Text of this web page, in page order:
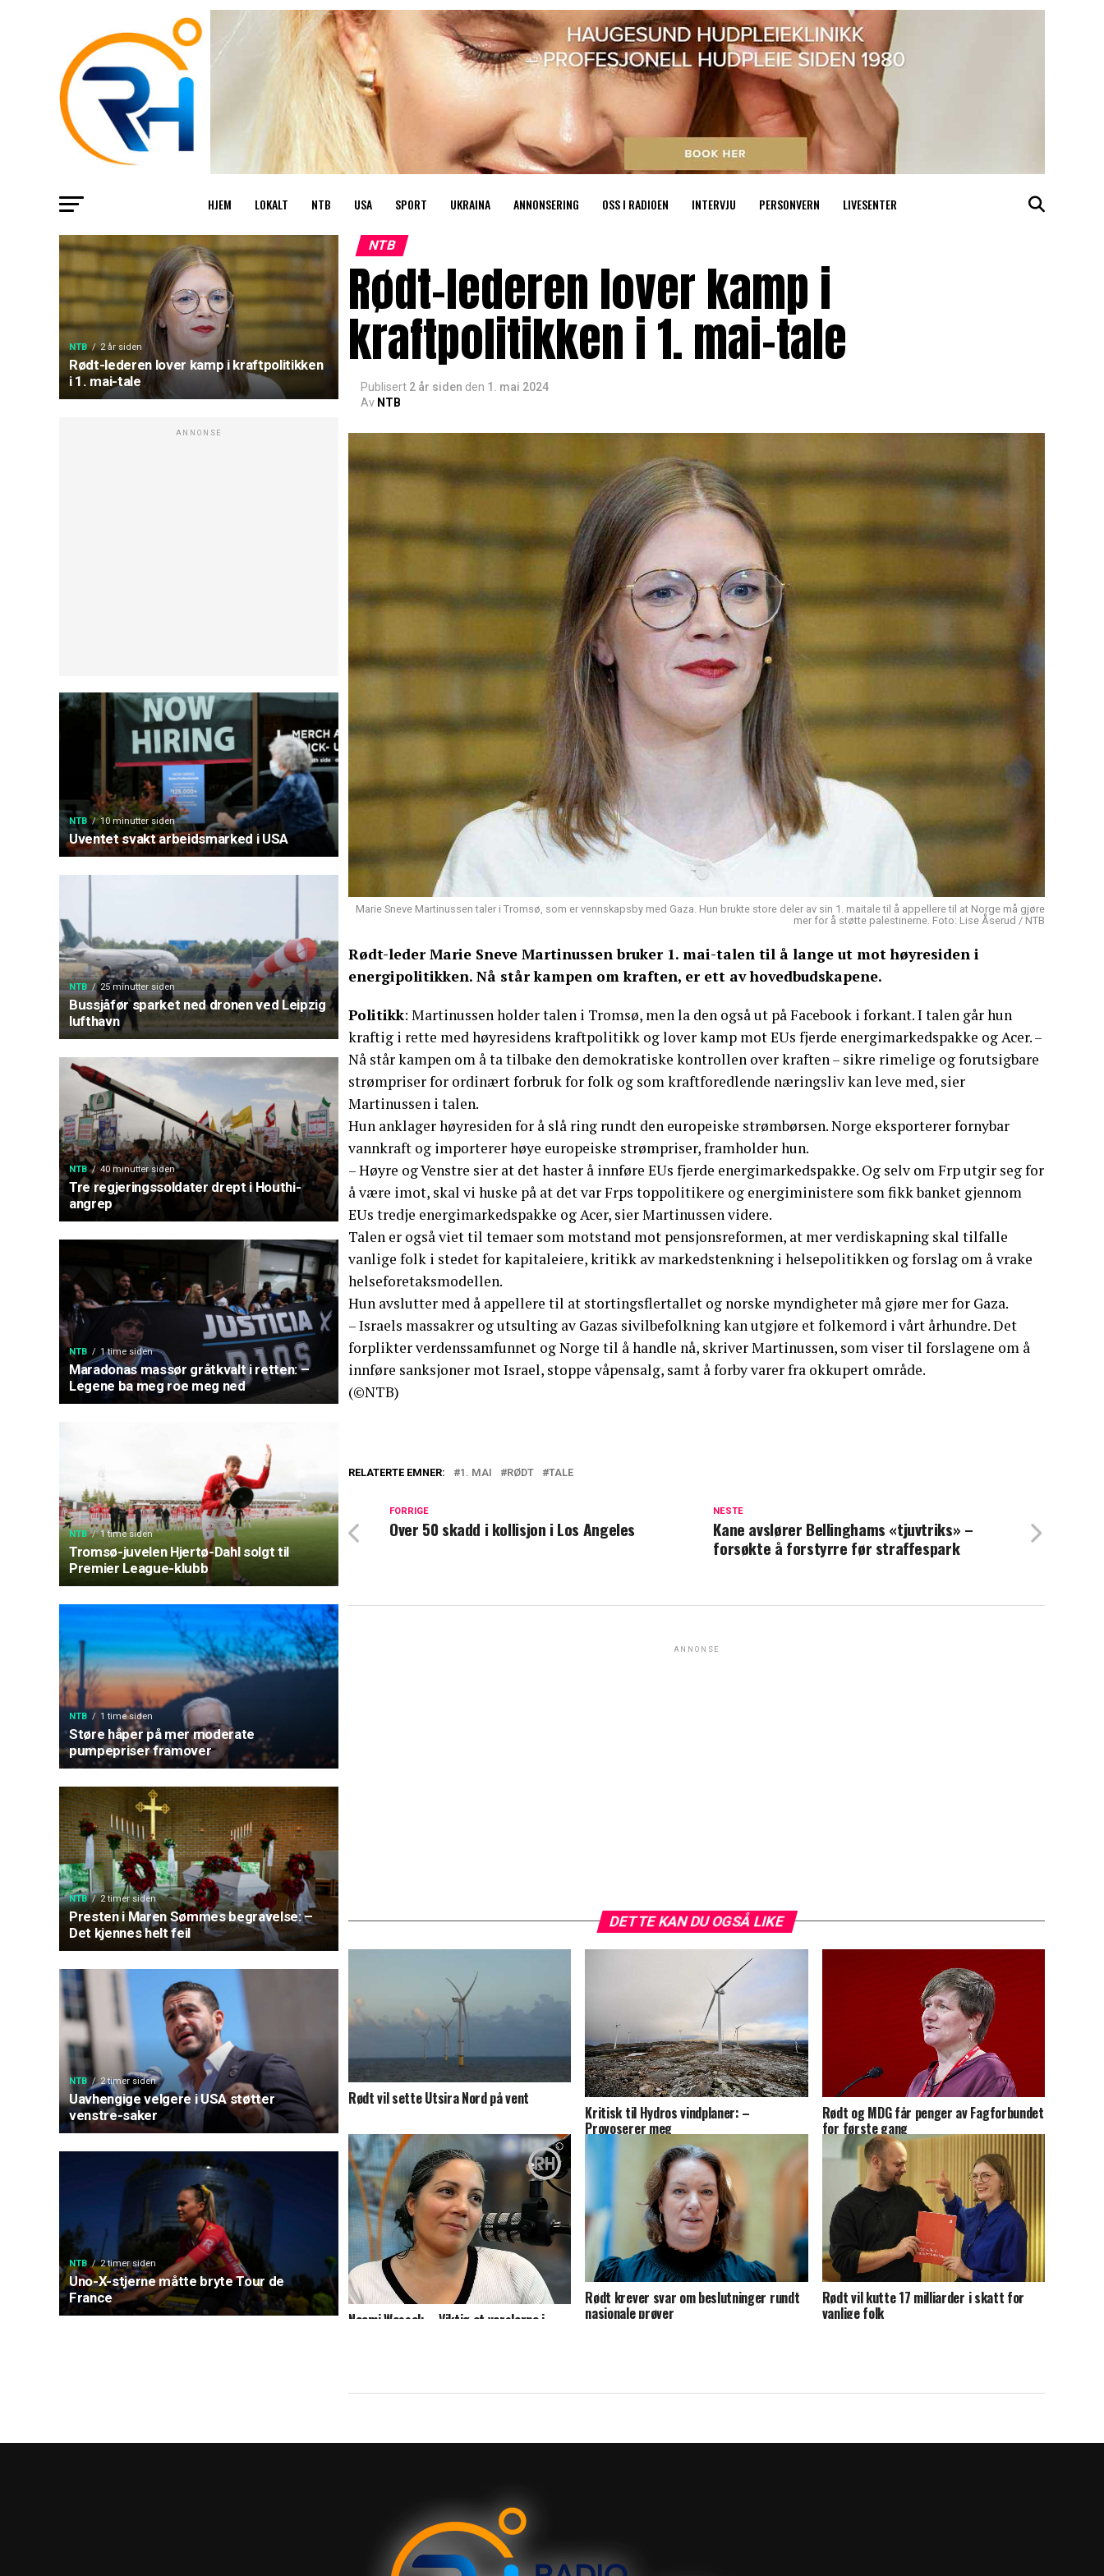
HJEM LOKALT NTB USA SPORT UKRAINA ANNONSERING OSS I RADIOEN INTERVJU PERSONVERN LIVESENTER
NTB 2 år siden
Rødt-lederen lover kamp i kraftpolitikken
i 1. mai-tale
ANNONSE
NTB 10 minutter siden
Uventet svakt arbeidsmarked i USA
NTB 25 minutter siden
Bussjåfør sparket ned dronen ved Leipzig
lufthavn
NTB 40 minutter siden
Tre regjeringssoldater drept i Houthi-
angrep
NTB 1 time siden
Maradonas massør gråtkvalt i retten: –
Legene ba meg roe meg ned
NTB 1 time siden
Tromsø-juvelen Hjertø-Dahl solgt til
Premier League-klubb
NTB 1 time siden
Støre håper på mer moderate
pumpepriser framover
NTB 2 timer siden
Presten i Maren Sømmes begravelse: –
Det kjennes helt feil
NTB 2 timer siden
Uavhengige velgere i USA støtter
venstre-saker
NTB 2 timer siden
Uno-X-stjerne måtte bryte Tour de
France
NTB
Rødt-lederen lover kamp i
kraftpolitikken i 1. mai-tale
Publisert 2 år siden den 1. mai 2024
Av NTB
Marie Sneve Martinussen taler i Tromsø, som er vennskapsby med Gaza. Hun brukte store deler av sin 1. maitale til å appellere til at Norge må gjøre
mer for å støtte palestinerne. Foto: Lise Åserud / NTB
Rødt-leder Marie Sneve Martinussen bruker 1. mai-talen til å lange ut mot høyresiden i
energipolitikken. Nå står kampen om kraften, er ett av hovedbudskapene.
Politikk: Martinussen holder talen i Tromsø, men la den også ut på Facebook i forkant. I talen går hun
kraftig i rette med høyresidens kraftpolitikk og lover kamp mot EUs fjerde energimarkedspakke og Acer. –
Nå står kampen om å ta tilbake den demokratiske kontrollen over kraften – sikre rimelige og forutsigbare
strømpriser for ordinært forbruk for folk og som kraftforedlende næringsliv kan leve med, sier
Martinussen i talen.
Hun anklager høyresiden for å slå ring rundt den europeiske strømbørsen. Norge eksporterer fornybar
vannkraft og importerer høye europeiske strømpriser, framholder hun.
– Høyre og Venstre sier at det haster å innføre EUs fjerde energimarkedspakke. Og selv om Frp utgir seg for
å være imot, skal vi huske på at det var Frps toppolitikere og energiministere som fikk banket gjennom
EUs tredje energimarkedspakke og Acer, sier Martinussen videre.
Talen er også viet til temaer som motstand mot pensjonsreformen, at mer verdiskapning skal tilfalle
vanlige folk i stedet for kapitaleiere, kritikk av markedstenkning i helsepolitikken og forslag om å vrake
helseforetaksmodellen.
Hun avslutter med å appellere til at stortingsflertallet og norske myndigheter må gjøre mer for Gaza.
– Israels massakrer og utsulting av Gazas sivilbefolkning kan utgjøre et folkemord i vårt århundre. Det
forplikter verdenssamfunnet og Norge til å handle nå, skriver Martinussen, som viser til forslagene om å
innføre sanksjoner mot Israel, stoppe våpensalg, samt å forby varer fra okkupert område.
(©NTB)
RELATERTE EMNER: 1. MAI RØDT TALE
NESTE
Kane avslører Bellinghams «tjuvtriks» –
forsøkte å forstyrre før straffespark
FORRIGE
Over 50 skadd i kollisjon i Los Angeles
ANNONSE
DETTE KAN DU OGSÅ LIKE
Rødt vil sette Utsira Nord på vent
Kritisk til Hydros vindplaner: –
Provoserer meg
Rødt og MDG får penger av Fagforbundet
for første gang
Naomi Wessel: – Viktig at varslerne i
Rødt krever svar om beslutninger rundt
nasjonale prøver
Rødt vil kutte 17 milliarder i skatt for
vanlige folk